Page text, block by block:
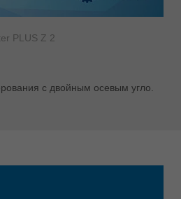
PLUS Z 2
с двойным осевым угло.